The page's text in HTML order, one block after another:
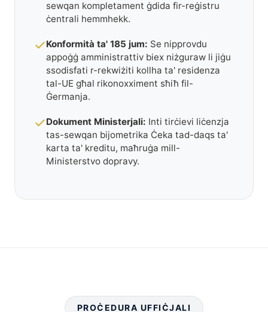
sewqan kompletament ġdida fir-reġistru
ċentrali hemmhekk.
Konformità ta' 185 jum: Se nipprovdu
appoġġ amministrattiv biex niżguraw li jiġu
ssodisfati r-rekwiżiti kollha ta' residenza
tal-UE għal rikonoxximent sħiħ fil-
Ġermanja.
Dokument Ministerjali: Inti tirċievi liċenzja
tas-sewqan bijometrika Ċeka tad-daqs ta'
karta ta' kreditu, maħruġa mill-
Ministerstvo dopravy.
PROĊEDURA UFFIĊJALI